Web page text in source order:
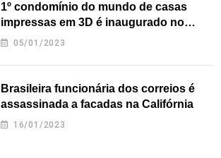
1º condomínio do mundo de casas
impressas em 3D é inaugurado no
Texas
05/01/2023
Brasileira funcionária dos correios é
assassinada a facadas na Califórnia
16/01/2023